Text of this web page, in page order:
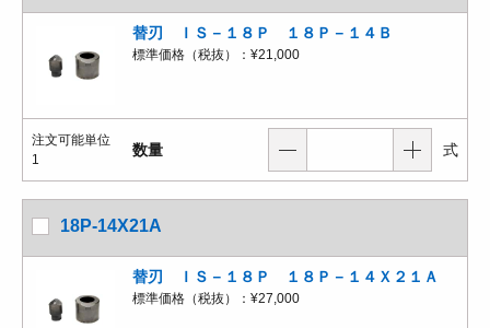
替刃 ＩＳ－１８Ｐ １８Ｐ－１４Ｂ
標準価格（税抜）： ¥21,000
注文可能単位
1
数量 式
18P-14X21A
替刃 ＩＳ－１８Ｐ １８Ｐ－１４Ｘ２１Ａ
標準価格（税抜）： ¥27,000